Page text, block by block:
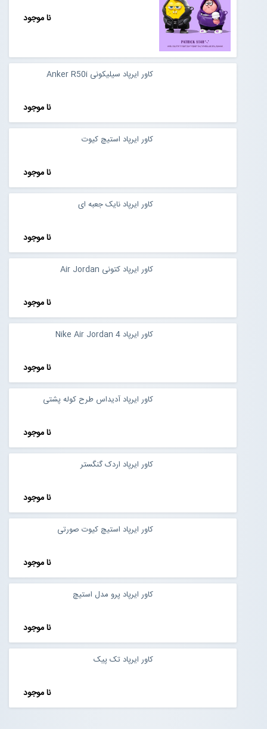
نا موجود
کاور ایرپاد سیلیکونی Anker R50i
نا موجود
کاور ایرپاد استیچ کیوت
نا موجود
کاور ایرپاد نایک جعبه ای
نا موجود
کاور ایرپاد کتونی Air Jordan
نا موجود
کاور ایرپاد Nike Air Jordan 4
نا موجود
کاور ایرپاد آدیداس طرح کوله پشتی
نا موجود
کاور ایرپاد اردک گنگستر
نا موجود
کاور ایرپاد استیچ کیوت صورتی
نا موجود
کاور ایرپاد پرو مدل استیچ
نا موجود
کاور ایرپاد تک پیک
نا موجود